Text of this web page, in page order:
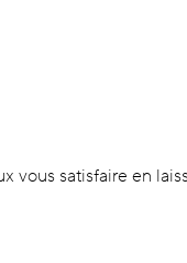
vous satisfaire en